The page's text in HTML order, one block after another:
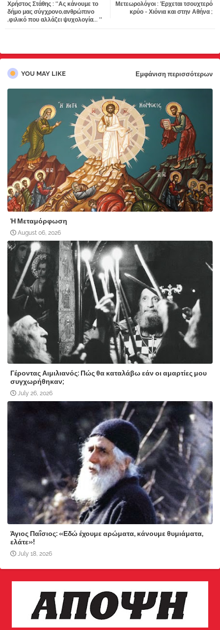
tter atsa
Μετεωρολόγοι : Έρχεται τσουχτερό
κρύο - Χιόνια και στην Αθήνα ;
Χρήστος Στάθης : ''Ας κάνουμε το
δήμο μας σύγχρονο,ανθρώπινο
,φιλικό που αλλάζει ψυχολογία... ''
YOU MAY LIKE Εμφάνιση περισσότερων
Ἡ Μεταμόρφωση
August 06, 2026
Γέροντας Αιμιλιανός: Πώς θα καταλάβω εάν οι αμαρτίες μου
συγχωρήθηκαν;
July 26, 2026
Άγιος Παΐσιος: «Εδώ έχουμε αρώματα, κάνουμε θυμιάματα,
ελάτε»!
July 18, 2026